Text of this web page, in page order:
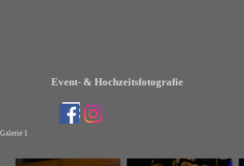
Event- & Hochzeitsfotografie
Menü überspringen
Galerie 1